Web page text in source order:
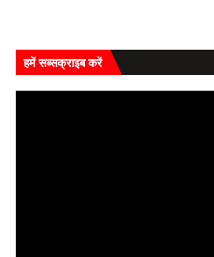
हमें सब्सक्राइब करें